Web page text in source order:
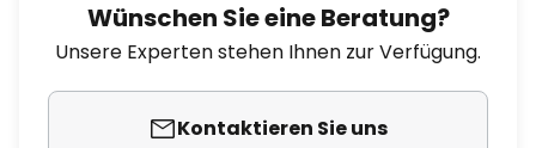
Wünschen Sie eine Beratung?
Unsere Experten stehen Ihnen zur Verfügung.
Kontaktieren Sie uns